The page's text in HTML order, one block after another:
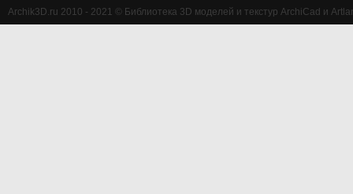
Archik3D.ru 2010 - 2021 © Библиотека 3D моделей и текстур ArchiCad и